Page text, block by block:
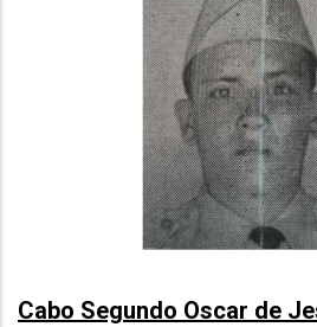
Cabo Segundo Oscar de